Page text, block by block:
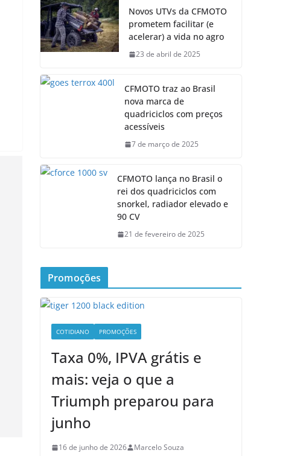
Novos UTVs da CFMOTO
prometem facilitar (e
acelerar) a vida no agro
23 de abril de 2025
CFMOTO traz ao Brasil
nova marca de
quadriciclos com preços
acessíveis
7 de março de 2025
CFMOTO lança no Brasil o
rei dos quadriciclos com
snorkel, radiador elevado e
90 CV
21 de fevereiro de 2025
Promoções
COTIDIANO PROMOÇÕES
Taxa 0%, IPVA grátis e
mais: veja o que a
Triumph preparou para
junho
16 de junho de 2026 Marcelo Souza